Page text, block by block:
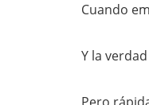
Cuando
Y la